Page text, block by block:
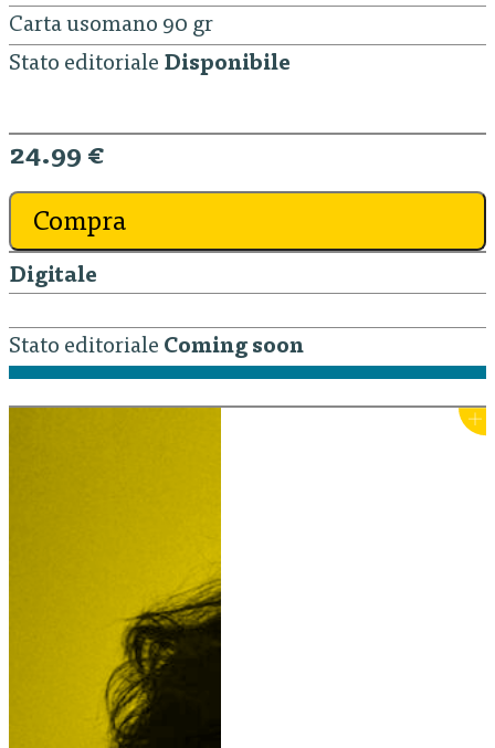
Carta usomano 90 gr
Stato editoriale Disponibile
24.99 €
Compra
Digitale
Stato editoriale Coming soon